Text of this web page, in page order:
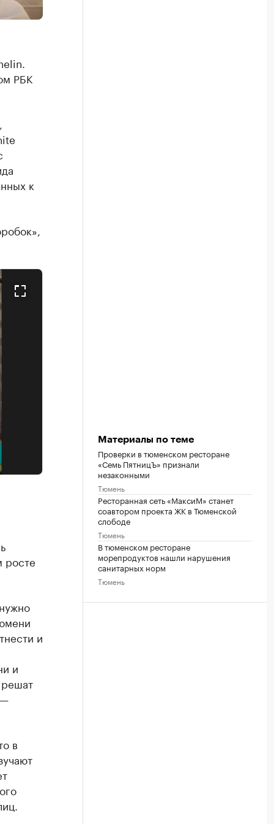
РБК
к
росте
и
и
в
Материалы по теме
Проверки в тюменском ресторане
«Семь ПятницЪ» признали
незаконными
Тюмень
Ресторанная сеть «МаксиМ» станет
соавтором проекта ЖК в Тюменской
слободе
Тюмень
В тюменском ресторане
морепродуктов нашли нарушения
санитарных норм
Тюмень